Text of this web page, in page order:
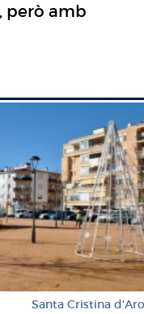
però amb
Santa Cristina d'Aro